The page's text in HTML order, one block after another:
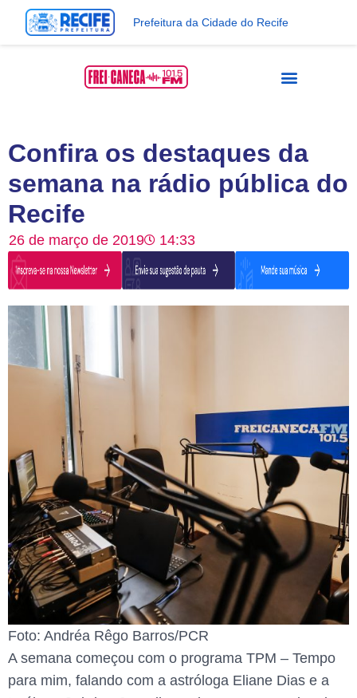
Prefeitura da Cidade do Recife
Confira os destaques da
semana na rádio pública do
Recife
26 de março de 2019 14:33
Foto: Andréa Rêgo Barros/PCR
A semana começou com o programa TPM – Tempo
para mim, falando com a astróloga Eliane Dias e a